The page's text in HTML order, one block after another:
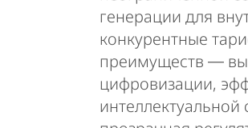
генерации для
конкурентные
преимуществ ―
цифровизации,
интеллектуальной